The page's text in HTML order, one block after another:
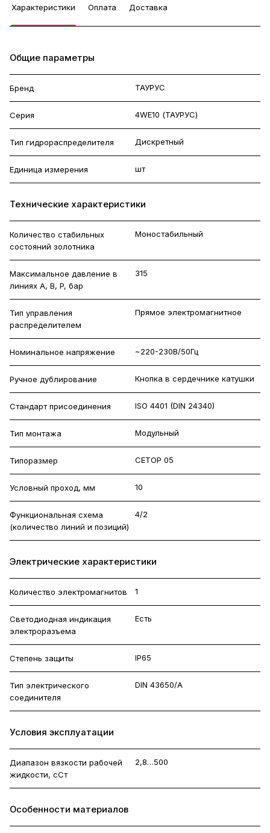
Характеристики Оплата Доставка
Общие параметры
Бренд ТАУРУС
Серия 4WE10 (ТАУРУС)
Тип гидрораспределителя Дискретный
Единица измерения шт
Технические характеристики
Количество стабильных
состояний золотника
Моностабильный
Максимальное давление в
линиях A, B, P, бар
315
Тип управления
распределителем
Прямое электромагнитное
Номинальное напряжение ~220-230В/50Гц
Ручное дублирование Кнопка в сердечнике катушки
Стандарт присоединения ISO 4401 (DIN 24340)
Тип монтажа Модульный
Типоразмер CETOP 05
Условный проход, мм 10
Функциональная схема
(количество линий и позиций)
4/2
Электрические характеристики
Количество электромагнитов 1
Светодиодная индикация
электроразъема
Есть
Степень защиты IP65
Тип электрического
соединителя
DIN 43650/A
Условия эксплуатации
Диапазон вязкости рабочей
жидкости, сСт
2,8…500
Особенности материалов